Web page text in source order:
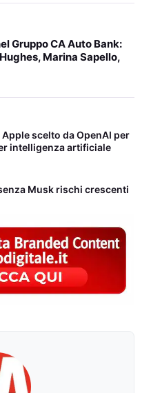
Gruppo CA Auto Bank:
Marina Sapello,
scelto da OpenAI per
intelligenza artificiale
Musk rischi crescenti